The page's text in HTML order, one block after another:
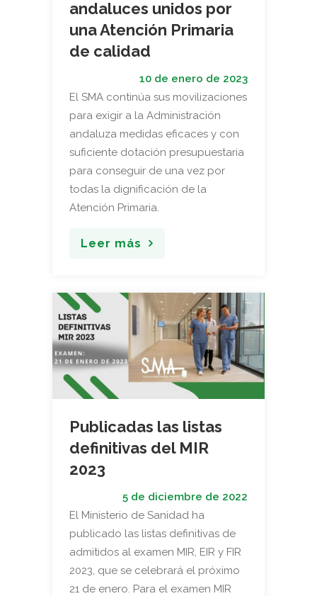
andaluces unidos por
una Atención Primaria
de calidad
10 de enero de 2023
El SMA continúa sus movilizaciones
para exigir a la Administración
andaluza medidas eficaces y con
suficiente dotación presupuestaria
para conseguir de una vez por
todas la dignificación de la
Atención Primaria.
Leer más
Publicadas las listas
definitivas del MIR
2023
5 de diciembre de 2022
El Ministerio de Sanidad ha
publicado las listas definitivas de
admitidos al examen MIR, EIR y FIR
2023, que se celebrará el próximo
21 de enero. Para el examen MIR